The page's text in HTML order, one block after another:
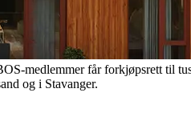
medlemmer får forkjøpsrett til
og i Stavanger.